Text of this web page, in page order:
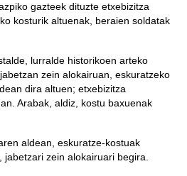
gazteek dituzte etxebizitza
kosturik altuenak, beraien soldatak
lurralde historikoen arteko
zein alokairuan, eskuratzeko
dira altuen; etxebizitza
Arabak, aldiz, kostu baxuenak
aldean, eskuratze-kostuak
zein alokairuari begira.